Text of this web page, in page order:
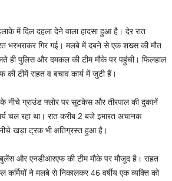
में दिल दहला देने वाला हादसा हुआ है। देर रात
भरभराकर गिर गई। मलबे में दबने से एक शख्स की मौत
ही पुलिस और दमकल की टीम मौके पर पहुंची। फिलहाल
टीमें राहत व बचाव कार्य में जुटी हैं।
के नीचे ग्राउंड फ्लोर पर सूटकेस और तीरपाल की दुकानें
चल रहा था। रात करीब 2 बजे इमारत अचानक
खड़ा ट्रक भी क्षतिग्रस्त हुआ है।
और एनडीआरएफ की टीम मौके पर मौजूद है। राहत
कर्मियों ने मलबे से निकालकर 46 वर्षीय एक व्यक्ति को